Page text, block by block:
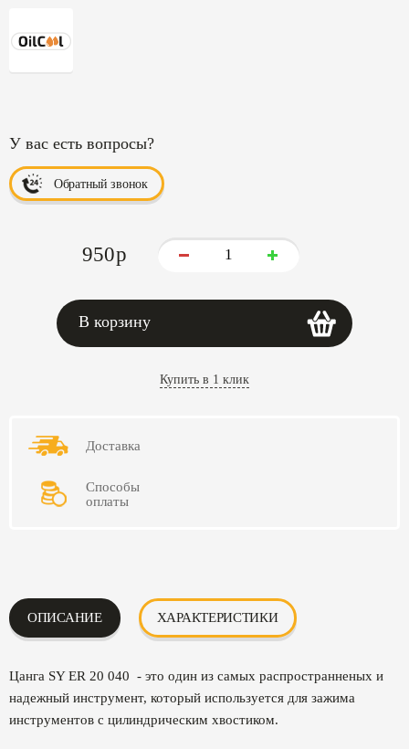
У вас есть вопросы?
Обратный звонок
950p
В корзину
Купить в 1 клик
Доставка
Способы
оплаты
ОПИСАНИЕ ХАРАКТЕРИСТИКИ
Цанга SY ER 20 040 - это один из самых распространненых и
надежный инструмент, который используется для зажима
инструментов с цилиндрическим хвостиком.